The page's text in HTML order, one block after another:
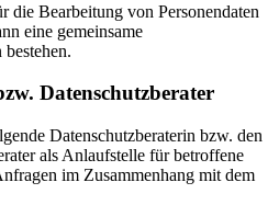
Bearbeitung von Personendaten
eine gemeinsame
Daten­schutz­berater
Daten­schutz­beraterin bzw. den
als Anlauf­stelle für betroffene
im Zusammenhang mit dem